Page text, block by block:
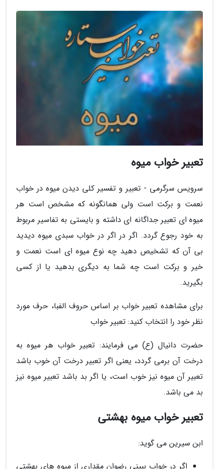
تعبیر خواب میوه
سرویس سرگرمی - تعبیر و تفسیر کلی دیدن میوه در خواب
نعمت و برکت است ولی همانگونه که مشخص است هر
میوه ای تعبیر جداگانه ای داشته و بایستی به تفاسیر مربوط
به خود رجوع گردد. اگر در اگر در خواب سبدی میوه دیدید
بی آن که تشخیص دهید چه نوع میوه ای است نعمت و
خیر و برکت است چه شما به دیگری بدهید یا از کسی
بگیرید.
برای مشاهده تعبیر خواب بر اساس حروف الفبا، حرف مورد
نظر خود را انتخاب کنید: تعبیر خواب
حضرت دانیال (ع) می فرمایند: تعبیر خواب هر میوه به
درخت آن برمی گردد، یعنی اگر تعبیر درخت آن خوب باشد
تعبیر آن میوه نیز خوب است، یا اگر بد باشد تعبیر میوه نیز
بد می باشد.
تعبیر خواب میوه بهشتی
ابن سیرین می گوید:
اگر در خواب ببینی رضوان مقداری از میوه های بهشتی